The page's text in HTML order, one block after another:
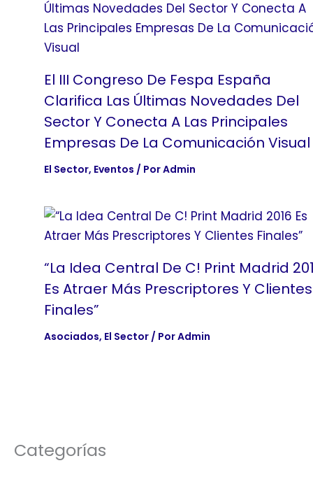
El III Congreso De Fespa España
Clarifica Las Últimas Novedades Del
Sector Y Conecta A Las Principales
Empresas De La Comunicación Visual
El Sector, Eventos / PorAdmin
“La Idea Central De C! Print Madrid
Es Atraer Más Prescriptores Y Clientes
Finales”
Asociados, El Sector/ PorAdmin
Categorías